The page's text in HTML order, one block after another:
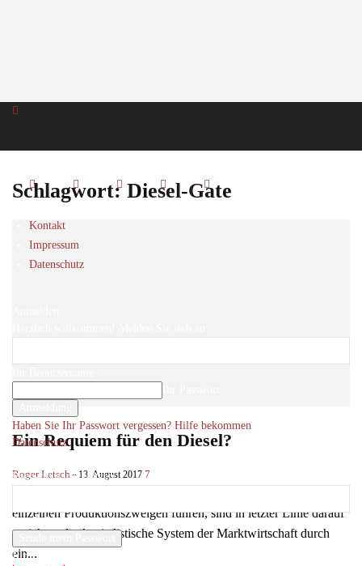
Kontakt
Impressum
Datenschutz
Haben Sie Ihr Passwort vergessen? Hilfe bekommen
Datenschutz
Passwort zurücksetzen
Ihre E-Mail-Adresse
Ein Passwort wird Ihnen per Email zugeschickt.
Schlagwort: Diesel-Gate
Ein Requiem für den Diesel?
Roger Letsch - 13. August 2017 7
einzelnen Produktionszweigen führen, sind in letzter Linie darauf
gerichtet, das kapitalistische System der Marktwirtschaft durch
ein...